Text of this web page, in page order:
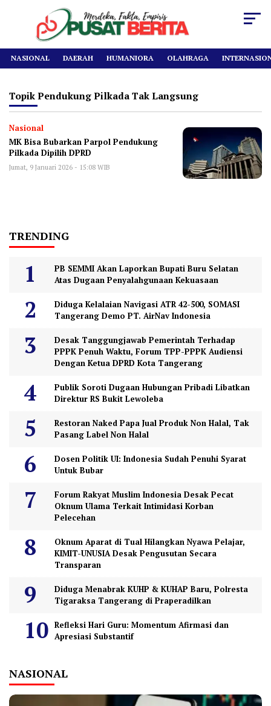
NASIONAL DAERAH HUMANIORA OLAHRAGA
Topik Pendukung Pilkada Tak Langsung
Nasional
‎MK Bisa Bubarkan Parpol Pendukung
Pilkada Dipilih DPRD
Jumat, 9 Januari 2026 - 15:08 WIB
TRENDING
PB SEMMI Akan Laporkan Bupati Buru Selatan
Atas Dugaan Penyalahgunaan Kekuasaan
Diduga Kelalaian Navigasi ATR 42-500, SOMASI
Tangerang Demo PT. AirNav Indonesia
Desak Tanggungjawab Pemerintah Terhadap
PPPK Penuh Waktu, Forum TPP-PPPK Audiensi
Dengan Ketua DPRD Kota Tangerang
Publik Soroti Dugaan Hubungan Pribadi Libatkan
Direktur RS Bukit Lewoleba
Restoran Naked Papa Jual Produk Non Halal, Tak
Pasang Label Non Halal
Dosen Politik UI: Indonesia Sudah Penuhi Syarat
Untuk Bubar
Forum Rakyat Muslim Indonesia Desak Pecat
Oknum Ulama Terkait Intimidasi Korban
Pelecehan
Oknum Aparat di Tual Hilangkan Nyawa Pelajar,
KIMIT-UNUSIA Desak Pengusutan Secara
Transparan
Diduga Menabrak KUHP & KUHAP Baru, Polresta
Tigaraksa Tangerang di Praperadilkan
Refleksi Hari Guru: Momentum Afirmasi dan
Apresiasi Substantif
NASIONAL